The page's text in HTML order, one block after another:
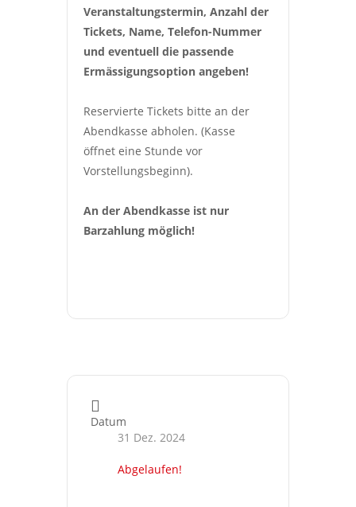
Veranstaltungstermin, Anzahl der
Tickets, Name, Telefon-Nummer
und eventuell die passende
Ermässigungsoption angeben!
Reservierte Tickets bitte an der
Abendkasse abholen. (Kasse
öffnet eine Stunde vor
Vorstellungsbeginn).
An der Abendkasse ist nur
Barzahlung möglich!
Datum
31 Dez. 2024
Abgelaufen!